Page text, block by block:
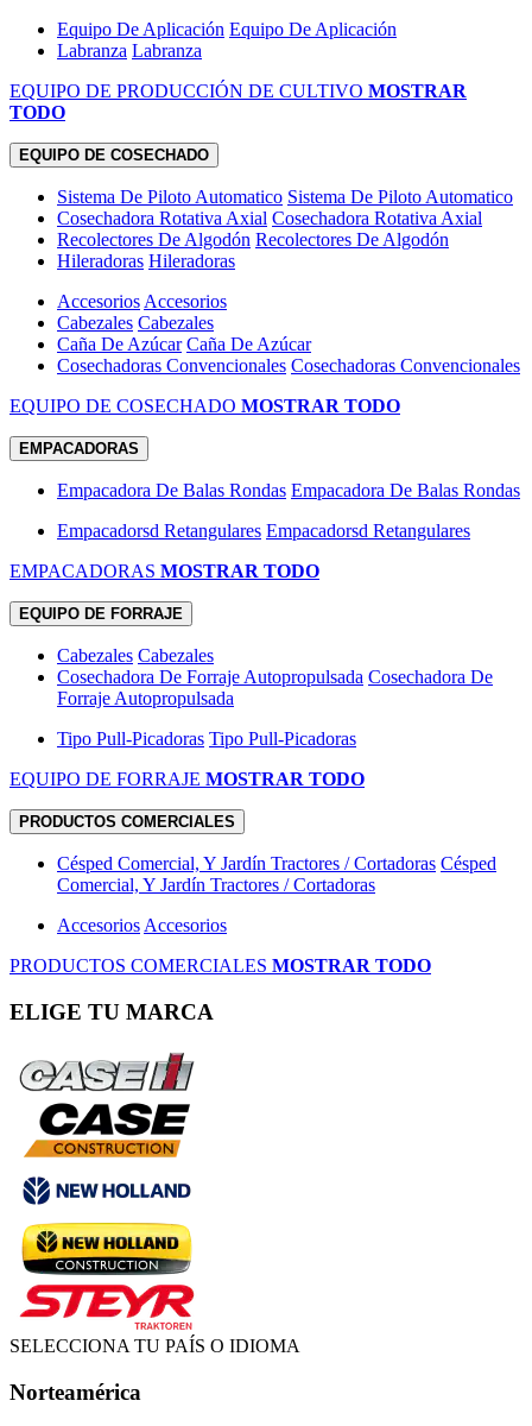
Equipo De Aplicación Equipo De Aplicación
Labranza Labranza
EQUIPO DE PRODUCCIÓN DE CULTIVO MOSTRAR
TODO
EQUIPO DE COSECHADO
Sistema De Piloto Automatico Sistema De Piloto Automatico
Cosechadora Rotativa Axial Cosechadora Rotativa Axial
Recolectores De Algodón Recolectores De Algodón
Hileradoras Hileradoras
Accesorios Accesorios
Cabezales Cabezales
Caña De Azúcar Caña De Azúcar
Cosechadoras Convencionales Cosechadoras Convencionales
EQUIPO DE COSECHADO MOSTRAR TODO
EMPACADORAS
Empacadora De Balas Rondas Empacadora De Balas Rondas
Empacadorsd Retangulares Empacadorsd Retangulares
EMPACADORAS MOSTRAR TODO
EQUIPO DE FORRAJE
Cabezales Cabezales
Cosechadora De Forraje Autopropulsada Cosechadora De
Forraje Autopropulsada
Tipo Pull-Picadoras Tipo Pull-Picadoras
EQUIPO DE FORRAJE MOSTRAR TODO
PRODUCTOS COMERCIALES
Césped Comercial, Y Jardín Tractores / Cortadoras Césped
Comercial, Y Jardín Tractores / Cortadoras
Accesorios Accesorios
PRODUCTOS COMERCIALES MOSTRAR TODO
ELIGE TU MARCA
SELECCIONA TU PAÍS O IDIOMA
Norteamérica